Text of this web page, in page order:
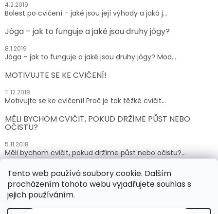
Tento web používá soubory cookie. Dalším
procházením tohoto webu vyjadřujete souhlas s
jejich používáním.
4.2.2019
Bolest po cvičení – jaké jsou její výhody a jaká j...
Jóga – jak to funguje a jaké jsou druhy jógy?
8.1.2019
Jóga – jak to funguje a jaké jsou druhy jógy? Mod...
MOTIVUJTE SE KE CVIČENÍ!
11.12.2018
Motivujte se ke cvičení! Proč je tak těžké cvičit...
MĚLI BYCHOM CVIČIT, POKUD DRŽÍME PŮST NEBO
OČISTU?
5.11.2018
Měli bychom cvičit, pokud držíme půst nebo očistu?...
ARCHIV